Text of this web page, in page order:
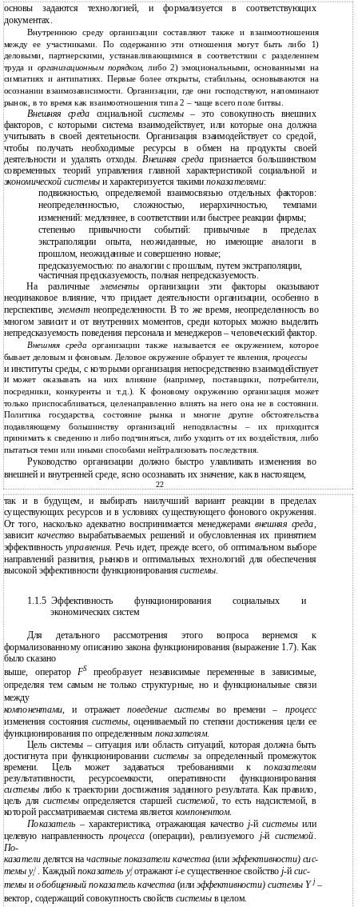
основы задаются технологией, и формализуется в соответствующих
документах.
Внутреннюю среду организации составляют также и взаимоотношения
между ее участниками. По содержанию эти отношения могут быть либо 1)
деловыми, партнерскими, устанавливающимися в соответствии с разделением
труда и организационным порядком, либо 2) эмоциональными, основанными на
симпатиях и антипатиях. Первые более открыты, стабильны, основываются на
осознании взаимозависимости. Организации, где они господствуют, напоминают
рынок, в то время как взаимоотношения типа 2 – чаще всего поле битвы.
Внешняя среда социальной системы– это совокупность внешних
факторов, с которыми система взаимодействует, или которые она должна
учитывать в своей деятельности. Организация взаимодействует со средой,
чтобы получать необходимые ресурсы в обмен на продукты своей
деятельности и удалять отходы. Внешняя среда признается большинством
современных теорий управления главной характеристикой социальной и
экономической системы и характеризуется такимипоказателями:
подвижностью, определяемой взаимосвязью отдельных факторов:
неопределенностью, сложностью, иерархичностью, темпами
изменений: медленнее, в соответствии или быстрее реакции фирмы;
степенью привычности событий: привычные в пределах
экстраполяции опыта, неожиданные, но имеющие аналоги в
прошлом, неожиданные и совершенно новые;
предсказуемостью: по аналогии с прошлым, путем экстраполяции,
частичная предсказуемость, полная непредсказуемость.
На различные элементыорганизации эти факторы оказывают
неодинаковое влияние, что придает деятельности организации, особенно в
перспективе, элемент неопределенности.В то же время, неопределенность во
многом зависит и от внутренних моментов, среди которых можно выделить
непредсказуемость поведения персонала и менеджеров – человеческий фактор.
Внешняя средаорганизации также называется ее окружением,которое
бывает деловым и фоновым. Деловое окружение образует те явления, процессы
и институты среды, с которыми организация непосредственно взаимодействует
и может оказывать на них влияние (например, поставщики, потребители,
посредники, конкуренты и т.д.). К фоновому окружению организация может
только приспосабливаться, целенаправленно влиять на него она не в состоянии.
Политика государства, состояние рынка и многие другие обстоятельства
подавляющему большинству организаций неподвластны – их приходится
принимать к сведению и либо подчиняться, либо уходить от их воздействия, либо
пытаться теми или иными способами нейтрализовать последствия.
Руководство организации должно быстро улавливать изменения во
внешней и внутренней среде, ясно осознавать их значение, как в настоящем,
22
так и в будущем, и выбирать наилучший вариант реакции в пределах
существующих ресурсов и в условиях существующего фонового окружения.
От того, насколько адекватно воспринимается менеджерами внешняя среда,
зависит качествовырабатываемых решений и обусловленная их принятием
эффективностьуправления. Речь идет, прежде всего, об оптимальном выборе
направлений развития, рынков и оптимальных технологий для обеспечения
высокой эффективности функционированиясистемы.
1.1.5 Эффективность функционирования социальных и
экономических систем
Для детального рассмотрения этого вопроса вернемся к
формализованному описанию закона функционирования (выражение 1.7). Как
было сказано
выше, операторFSпреобразует независимые переменные в зависимые,
определяя тем самым не только структурные, но и функциональные связи
между
компонентами, и отражаетповедение системыво времени – процесс
изменения состояниясистемы, оцениваемый по степени достижения цели ее
функционирования по определенным показателям.
Цель системы – ситуация или область ситуаций, которая должна быть
достигнута при функционировании системыза определенный промежуток
времени. Цель может задаваться требованиями кпоказателям
результативности, ресурсоемкости, оперативности функционирования
системы либо к траектории достижения заданного результата. Как правило,
цель длясистемыопределяется старшей системой, то есть надсистемой, в
которой рассматриваемая система является компонентом.
Показатель – характеристика, отражающая качествоj-йсистемы или
целевую направленность процесса(операции), реализуемого j-й системой.
По-
казателиделятся начастные показатели качества (илиэффективности) сис-
темы yi
j . Каждый показатель yi
j отражают i-е существенное свойство j-йсис-
темыиобобщенный показатель качества (илиэффективности) системы Yj –
вектор, содержащий совокупность свойств системы в целом.